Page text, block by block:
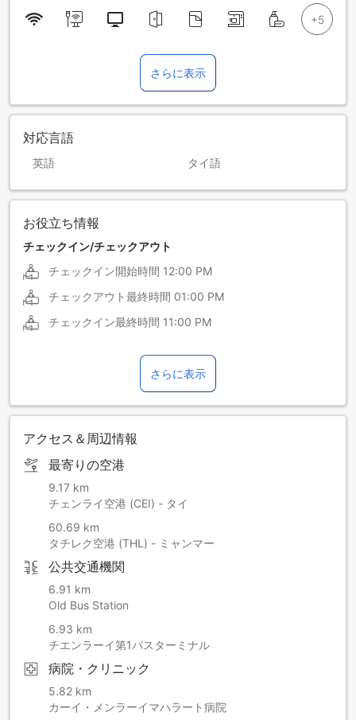
さらに表示
対応言語
英語 タイ語
お役立ち情報
チェックイン/チェックアウト
チェックイン開始時間 12:00 PM
チェックアウト最終時間 01:00 PM
チェックイン最終時間 11:00 PM
さらに表示
アクセス＆周辺情報
最寄りの空港
9.17 km
チェンライ空港 (CEI) - タイ
60.69 km
タチレク空港 (THL) - ミャンマー
公共交通機関
6.91 km
Old Bus Station
6.93 km
チエンラーイ第1バスターミナル
病院・クリニック
5.82 km
カーイ・メンラーイマハラート病院